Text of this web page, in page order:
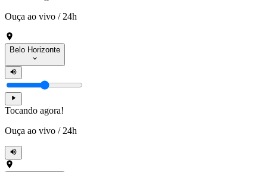
Ouça ao vivo / 24h
Belo Horizonte
Tocando agora!
Ouça ao vivo / 24h